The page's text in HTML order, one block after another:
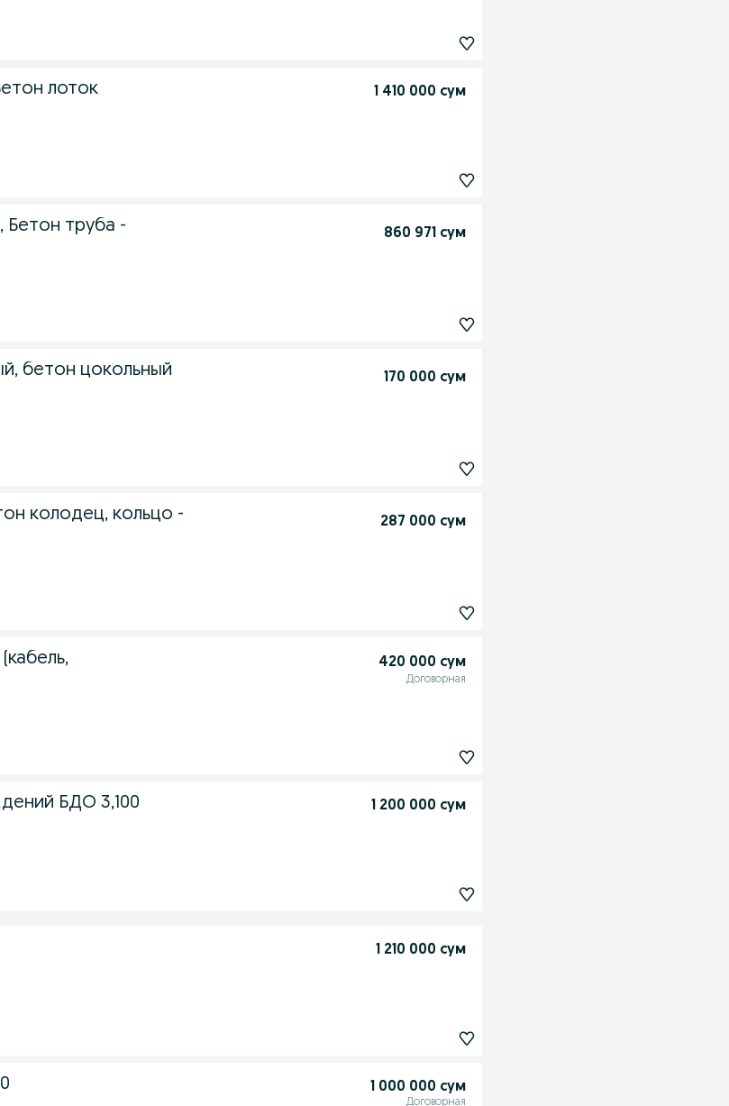
лоток 1 410 000 сум
труба -
860 971 сум
бетон цокольный
170 000 сум
колодец, кольцо -
287 000 сум
420 000 сум
Договорная
БДО 3,100 1 200 000 сум
1 210 000 сум
1 000 000 сум
Договорная